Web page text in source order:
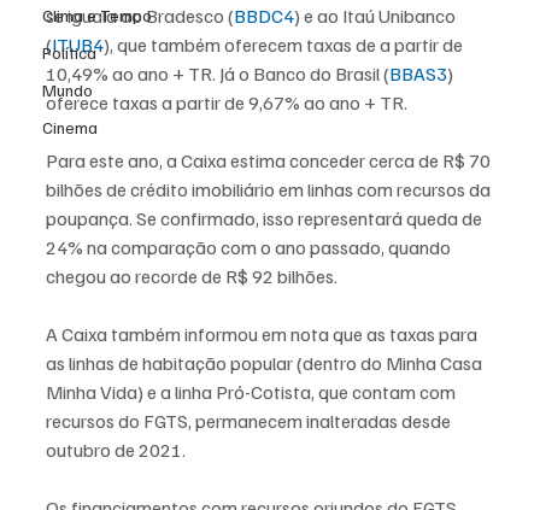
Clima e Tempo
Política
Mundo
Cinema
se iguala ao Bradesco (BBDC4) e ao Itaú Unibanco
(ITUB4), que também oferecem taxas de a partir de
10,49% ao ano + TR. Já o Banco do Brasil (BBAS3)
oferece taxas a partir de 9,67% ao ano + TR.
Para este ano, a Caixa estima conceder cerca de R$ 70
bilhões de crédito imobiliário em linhas com recursos da
poupança. Se confirmado, isso representará queda de
24% na comparação com o ano passado, quando
chegou ao recorde de R$ 92 bilhões.
A Caixa também informou em nota que as taxas para
as linhas de habitação popular (dentro do Minha Casa
Minha Vida) e a linha Pró-Cotista, que contam com
recursos do FGTS, permanecem inalteradas desde
outubro de 2021.